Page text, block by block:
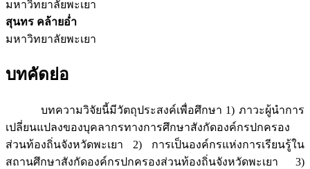
มหาวิทยาลัยพะเยา
สุนทร คล้ายอ่ำ
มหาวิทยาลัยพะเยา
บทคัดย่อ
บทความวิจัยนี้มีวัตถุประสงค์เพื่อศึกษา 1) ภาวะผู้นำการ
เปลี่ยนแปลงของบุคลากรทางการศึกษาสังกัดองค์กรปกครอง
ส่วนท้องถิ่นจังหวัดพะเยา 2) การเป็นองค์กรแห่งการเรียนรู้ใน
สถานศึกษาสังกัดองค์กรปกครองส่วนท้องถิ่นจังหวัดพะเยา 3)